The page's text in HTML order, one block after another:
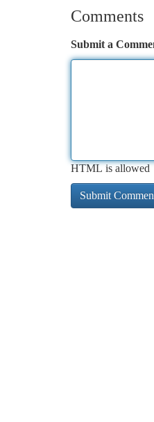
Comments
Submit a
HTML is allowed